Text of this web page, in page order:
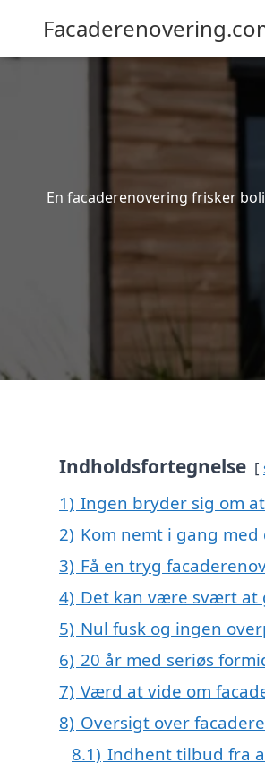
En facaderenovering frisker
Indholdsfortegnelse
1) Ingen bryder sig om
2) Kom nemt i gang
3) Få en tryg
4) Det kan være svært at
5) Nul fusk og ingen
6) 20 år med seriøs
7) Værd at vide om
8) Oversigt over
8.1) Indhent tilbud fra